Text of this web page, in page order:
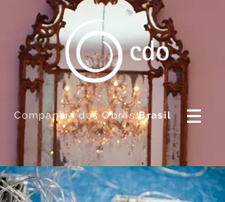
Companhia das ObrasBrasil